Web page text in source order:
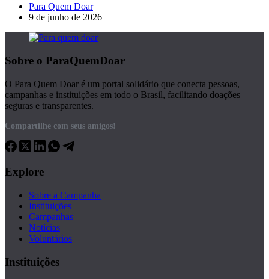
Para Quem Doar
9 de junho de 2026
Sobre o ParaQuemDoar
O Para Quem Doar é um portal solidário que conecta pessoas,
campanhas e instituições em todo o Brasil, facilitando doações
seguras e transparentes.
Compartilhe com seus amigos!
Explore
Sobre a Campanha
Instituições
Campanhas
Notícias
Voluntários
Instituições